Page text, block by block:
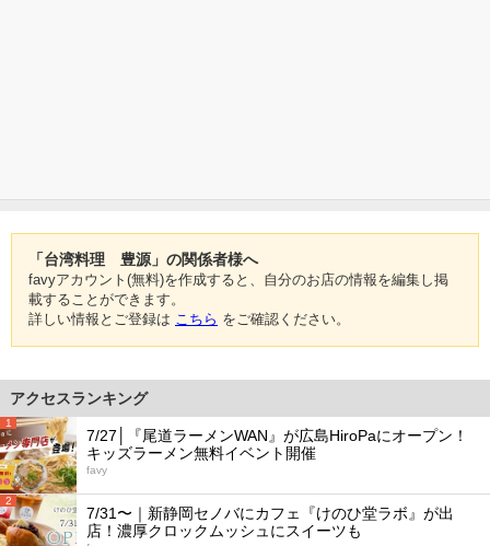
「台湾料理 豊源」の関係者様へ
favyアカウント(無料)を作成すると、自分のお店の情報を編集し掲
載することができます。
詳しい情報とご登録は こちら をご確認ください。
アクセスランキング
1
7/27│『尾道ラーメンWAN』が広島HiroPaにオープン！
キッズラーメン無料イベント開催
favy
2
7/31〜｜新静岡セノバにカフェ『けのひ堂ラボ』が出
店！濃厚クロックムッシュにスイーツも